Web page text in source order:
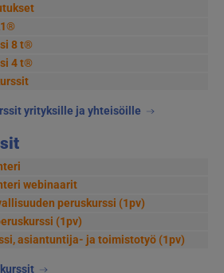
8 t®
4 t®
yrityksille ja yhteisöille
webinaarit
peruskurssi (1pv)
(1pv)
asiantuntija- ja toimistotyö (1pv)